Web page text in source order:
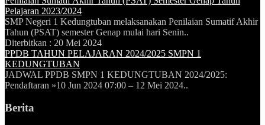
Pelajaran 2023/2024
SMP Negeri 1 Kedungtuban melaksanakan Penilaian Sumatif Akhir
Tahun (PSAT) semester Genap mulai hari Senin..
Diterbitkan : 20 Mei 2024
PPDB TAHUN PELAJARAN 2024/2025 SMPN 1
KEDUNGTUBAN
JADWAL PPDB SMPN 1 KEDUNGTUBAN 2024/2025:
Pendaftaran »10 Jun 2024 07:00 – 12 Mei 2024..
Berita